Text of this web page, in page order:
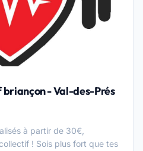
- Val-des-Prés
à partir de 30€,
! Sois plus fort que tes